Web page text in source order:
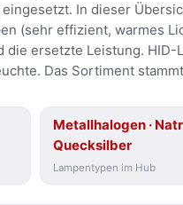
In dieser
(sehr effizient, warmes
die ersetzte Leistung.
Das Sortiment
Metallhalogen ·
Quecksilber
Lampentypen im Hub